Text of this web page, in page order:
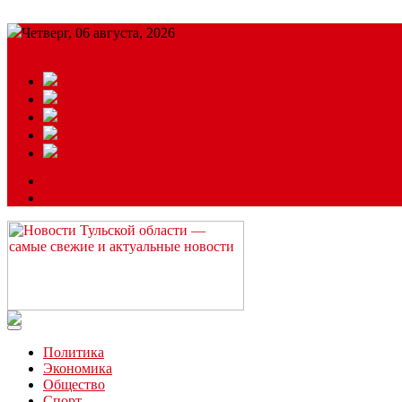
Четверг, 06 августа, 2026
Читайте последние новости дня в Тульской области на сайте
Политика
Экономика
Общество